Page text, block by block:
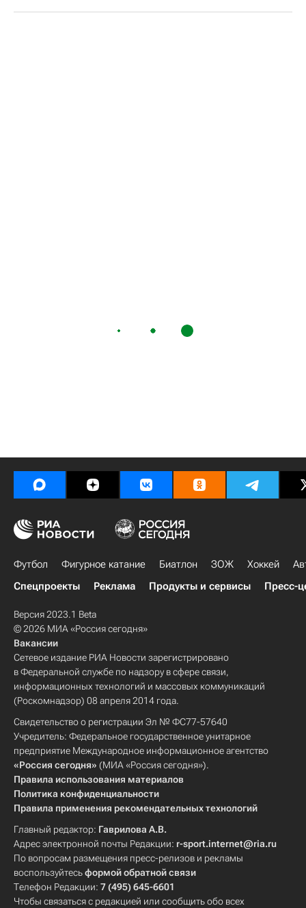
Футбол Фигурное катание Биатлон ЗОЖ Хоккей
Спецпроекты
Реклама Продукты и сервисы Пресс-
Версия 2023.1 Beta
© 2026 МИА «Россия сегодня»
Вакансии
Сетевое издание РИА Новости зарегистрировано
в Федеральной службе по надзору в сфере связи,
информационных технологий и массовых коммуникаций
(Роскомнадзор) 08 апреля 2014 года.
Свидетельство о регистрации Эл № ФС77-57640
Учредитель: Федеральное государственное унитарное
предприятие Международное информационное агентство
«Россия сегодня» (МИА «Россия сегодня»).
Правила использования материалов
Политика конфиденциальности
Правила применения рекомендательных технологий
Главный редактор: Гаврилова А.В.
Адрес электронной почты Редакции: r-sport.internet@ria.ru
По вопросам размещения пресс-релизов и рекламы
воспользуйтесьформой обратной связи
Телефон Редакции: 7 (495) 645-6601
Чтобы связаться с редакцией или сообщить обо всех